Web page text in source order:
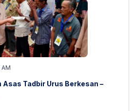
Tadbir Urus Berkesan –